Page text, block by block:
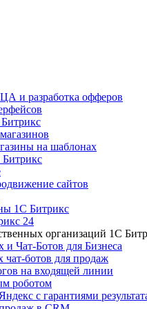
и разработка офферов
Битрикс
на шаблонах
Битрикс
сайтов
1С Битрикс
24
организаций 1С
и Чат-Ботов для Бизнеса
чат-ботов для продаж
на входящей линии
роботом
с гарантиями